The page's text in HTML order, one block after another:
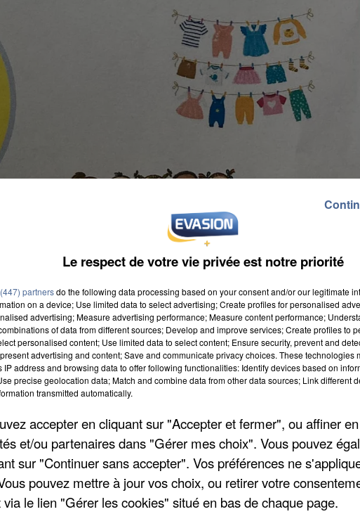
2023 à 11h00
à 19h00
SUR VOULZIE
Le respect de votre vie privée est notre priorité
partnersdo the following data processing based on your consent and/or our legitimate
on a device; Use limited data to select advertising; Create profiles for personalised
advertising; Measure advertising performance; Measure content performance;
of data from different sources; Develop and improve services; Create profiles to
personalised content; Use limited data to select content; Ensure security, prevent and
advertising and content; Save and communicate privacy choices. These technologies
IP address and browsing data to offer following functionalities: Identify devices based on
precise geolocation data; Match and combine data from other data sources; Link different
transmitted automatically.
accepter en cliquant sur "Accepter et fermer", ou affiner
et/ou partenaires dans "Gérer mes choix". Vous pouvez
sur "Continuer sans accepter". Vos préférences ne
pouvez mettre à jour vos choix, ou retirer votre
le lien "Gérer les cookies" situé en bas de chaque page.